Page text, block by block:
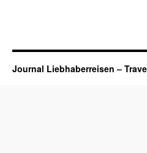
Journal Liebhaberreisen –